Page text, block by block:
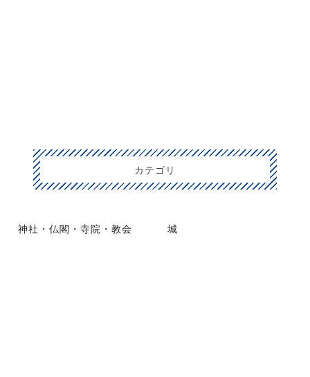
カテゴリ
神社・仏閣・寺院・教会 城